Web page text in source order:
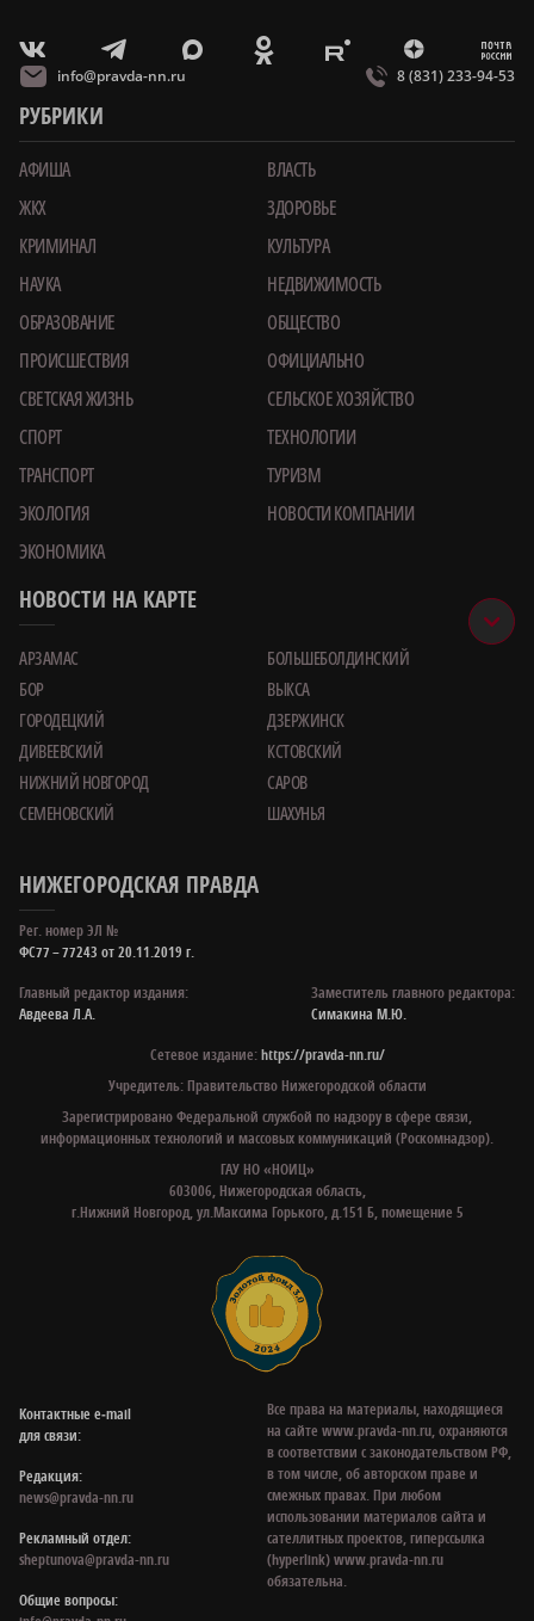
V T X O E Z m
info@pravda-nn.ru 8 (831) 233-94-53
РУБРИКИ
АФИША
ВЛАСТЬ
ЖКХ
ЗДОРОВЬЕ
КРИМИНАЛ
КУЛЬТУРА
НАУКА
НЕДВИЖИМОСТЬ
ОБРАЗОВАНИЕ
ОБЩЕСТВО
ПРОИСШЕСТВИЯ
ОФИЦИАЛЬНО
СВЕТСКАЯ ЖИЗНЬ
СЕЛЬСКОЕ ХОЗЯЙСТВО
СПОРТ
ТЕХНОЛОГИИ
ТРАНСПОРТ
ТУРИЗМ
ЭКОЛОГИЯ
НОВОСТИ КОМПАНИИ
ЭКОНОМИКА
НОВОСТИ НА КАРТЕ
АРЗАМАС
БОЛЬШЕБОЛДИНСКИЙ
БОР
ВЫКСА
ГОРОДЕЦКИЙ
ДЗЕРЖИНСК
ДИВЕЕВСКИЙ
КСТОВСКИЙ
НИЖНИЙ НОВГОРОД
САРОВ
СЕМЕНОВСКИЙ
ШАХУНЬЯ
НИЖЕГОРОДСКАЯ ПРАВДА
Рег. номер ЭЛ №
ФС77 – 77243 от 20.11.2019 г.
Главный редактор издания:
Авдеева Л.А.
Заместитель главного редактора:
Симакина М.Ю.
Сетевое издание:https://pravda-nn.ru/
Учредитель: Правительство Нижегородской области
Зарегистрировано Федеральной службой по надзору в сфере связи,
информационных технологий и массовых коммуникаций (Роскомнадзор).
ГАУ НО «НОИЦ»
603006, Нижегородская область,
г.Нижний Новгород, ул.Максима Горького, д.151 Б, помещение 5
Контактные e‑mail
для связи:
Редакция:
news@pravda-nn.ru
Рекламный отдел:
sheptunova@pravda-nn.ru
Общие вопросы:
Все права на материалы, находящиеся
на сайте www.pravda-nn.ru, охраняются
в соответствии с законодательством РФ,
в том числе, об авторском праве и
смежных правах. При любом
использовании материалов сайта и
сателлитных проектов, гиперссылка
(hyperlink) www.pravda-nn.ru
обязательна.